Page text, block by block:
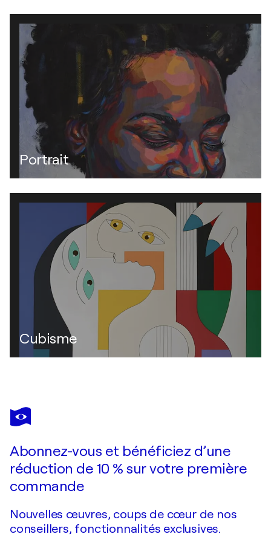
Portrait
Cubisme
Abonnez-vous et bénéficiez d’une
réduction de 10 % sur votre première
commande
Nouvelles œuvres, coups de cœur de nos
conseillers, fonctionnalités exclusives.